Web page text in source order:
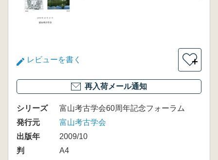
レビューを書く ＋
再入荷メール通知
シリーズ
富山考古学会60周年記念フォーラム
発行元
富山考古学会
出版年
2009/10
判
A4